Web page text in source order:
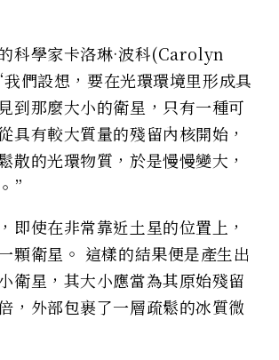
科學家卡洛琳·波科(Carolyn
們設想，要在光環環境里形成具
到那麼大小的衛星，只有一種可
具有較大質量的殘留內核開始，
散的光環物質，於是慢慢變大，
”
即使在非常靠近土星的位置上，
顆衛星。 這樣的結果便是產生出
衛星，其大小應當為其原始殘留
，外部包裹了一層疏鬆的冰質微